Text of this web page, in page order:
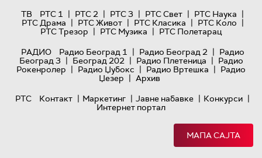
ТВ
РТС 1 | РТС 2 | РТС 3 | РТС Свет | РТС Наука |
РТС Драма | РТС Живот | РТС Класика | РТС Коло |
РТС Трезор | РТС Музика | РТС Полетарац
РАДИО
Радио Београд 1 | Радио Београд 2 | Радио
Београд 3 | Београд 202 | Радио Плетеница | Радио
Рокенролер | Радио Џубокс | Радио Вртешка | Радио
Џезер | Архив
РТС
Контакт | Маркетинг | Јавне набавке | Конкурси |
Интернет портал
МАПА САЈТА